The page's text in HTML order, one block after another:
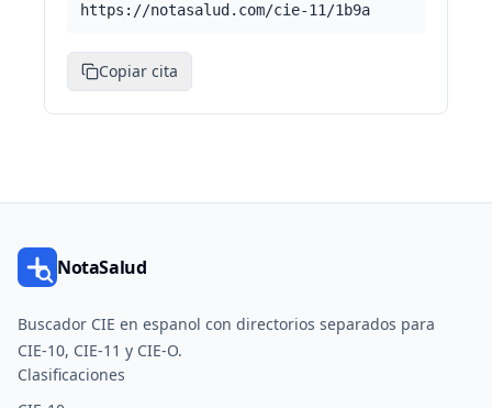
https://notasalud.com/cie-11/1b9a
Copiar cita
NotaSalud
Buscador CIE en espanol con directorios separados para
CIE-10, CIE-11 y CIE-O.
Clasificaciones